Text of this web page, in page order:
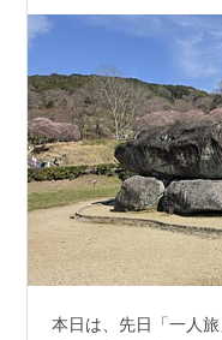
本日は、先日「一人